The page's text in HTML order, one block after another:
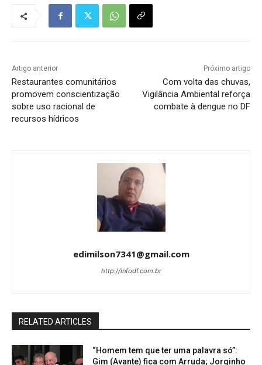
Artigo anterior
Restaurantes comunitários
promovem conscientização
sobre uso racional de
recursos hídricos
Próximo artigo
Com volta das chuvas,
Vigilância Ambiental reforça
combate à dengue no DF
edimilson7341@gmail.com
http://infodf.com.br
RELATED ARTICLES
“Homem tem que ter uma palavra só”:
Gim (Avante) fica com Arruda; Jorginho